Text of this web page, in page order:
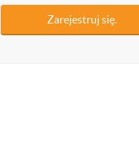
Zarejestruj się.